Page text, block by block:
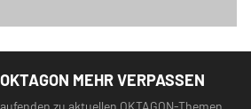
MEHR VERPASSEN
zu aktuellen OKTAGON-Themen